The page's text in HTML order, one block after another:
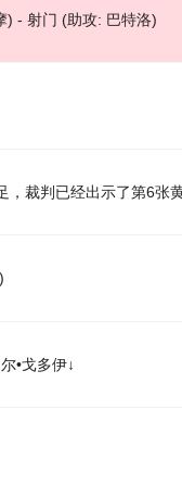
) - 射门 (助攻: 巴特洛)
，裁判已经出示了第6张
•戈多伊↓